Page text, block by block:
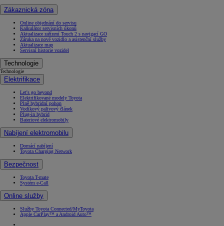
Zákaznická zóna
Online objednání do servisu
Kalkulátor servisních úkonů
Aktualizace zařízení Touch 2 s navigací GO
Záruka na nové vozidlo a asistenční služby
Aktualizace map
Servisní historie vozidel
Technologie
Technologie
Elektrifikace
Let's go beyond
Elektrifikované modely Toyota
Plně hybridní pohon
Vodíkový palivový článek
Plug-in hybrid
Bateriové elektromobily
Nabíjení elektromobilu
Domácí nabíjení
Toyota Charging Network
Bezpečnost
Toyota T-mate
Systém e-Call
Online služby
Služby Toyota Connected/MyToyota
Apple CarPlay™ a Android Auto™